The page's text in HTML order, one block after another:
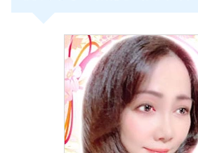
先生は本当にすごすぎます！
彼の座るときに片足を上げる
したことないのに、映像でみ
驚きを隠せなかった笑
先生のことは信じまくってま
実感でした！